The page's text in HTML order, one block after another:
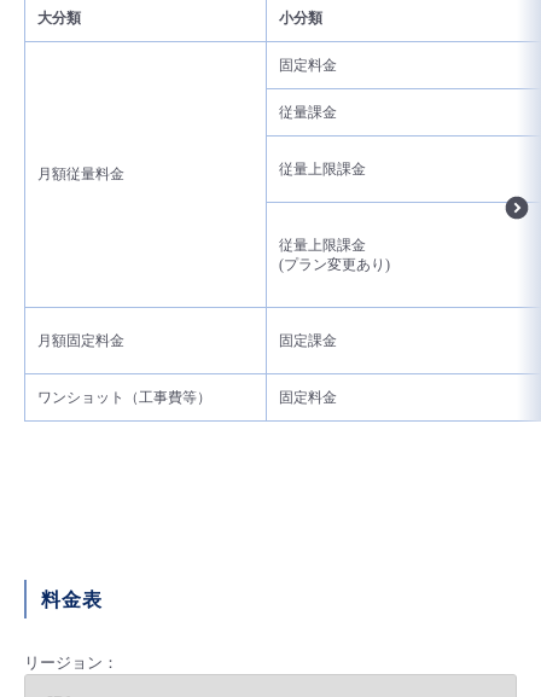
- APIリファレンス
- クラウド / サーバー
- vUTM2
- ITインフラストラクチャー
大分類 小分類
月額従量料金
固定料金
従量課金
従量上限課金
従量上限課金
(プラン変更あり)
月額固定料金 固定課金
ワンショット（工事費等） 固定料金
料金表
リージョン：